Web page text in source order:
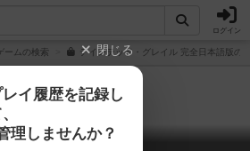
ログイン
ームの検索 テインテッド・グレイル 完全日本語版の
閉じる
イ履歴を記録し
理しませんか？